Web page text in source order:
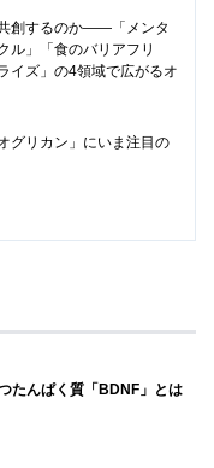
創するのか――「メンタ
ル」「食のバリアフリ
イズ」の4領域で広がるオ
グリカン」にいま注目の
たんぱく質「BDNF」とは